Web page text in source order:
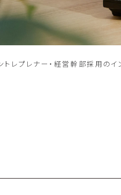
トレプレナー・経営幹部採用のイ